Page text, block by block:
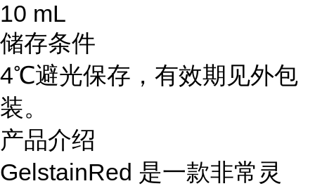
10 mL
储存条件
4℃避光保存，有效期见外包
装。
产品介绍
GelstainRed 是一款非常灵